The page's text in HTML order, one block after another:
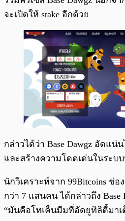
จะเปิดให้ stake อีกด้วย
กล่าวได้ว่า Base Dawgz อัดแ
และสร้างความโดดเด่นในระบบ
นักวิเคราะห์จาก 99Bitcoins ช่
กว่า 7 แสนคน ได้กล่าวถึง Base
“มันคือโทเค็นมีมที่อัดยูทิลิตี้มาเ